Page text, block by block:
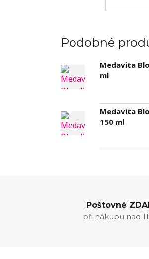
Podobné
Medavita
ml
Medavita
150 ml
Poštovné
při nákupu nad